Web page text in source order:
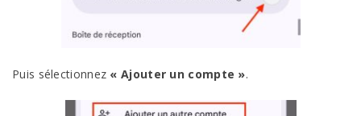
Puis sélectionnez « Ajouter un compte ».